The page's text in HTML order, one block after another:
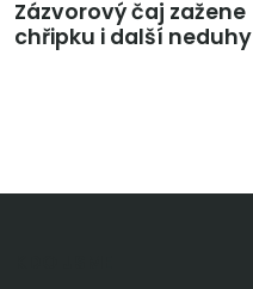
Zázvorový čaj zažene
chřipku i další neduhy